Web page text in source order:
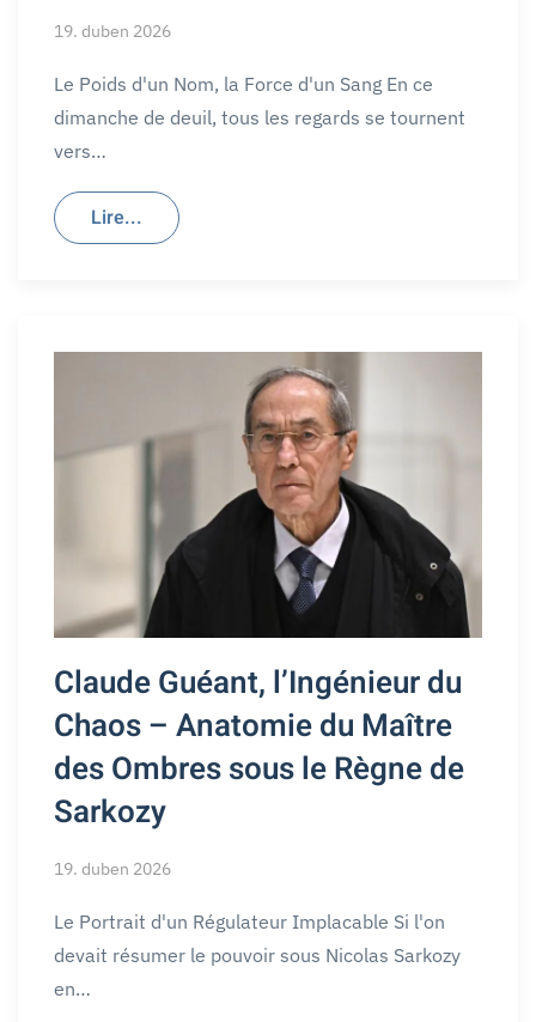
19. duben 2026
Le Poids d'un Nom, la Force d'un Sang En ce
dimanche de deuil, tous les regards se tournent
vers…
Lire...
Claude Guéant, l’Ingénieur du
Chaos – Anatomie du Maître
des Ombres sous le Règne de
Sarkozy
19. duben 2026
Le Portrait d'un Régulateur Implacable Si l'on
devait résumer le pouvoir sous Nicolas Sarkozy
en…